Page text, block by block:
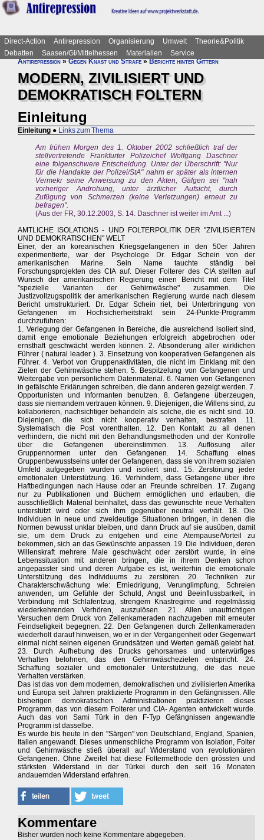
Direct-Action Antirepression Organisierung Umwelt
Theorie&Politik
Debatten
Saasen/GI/Mittelhessen Materialien
Service
Antirepression»Gegen Knast und Strafe»Berichte hinter Gittern
MODERN, ZIVILISIERT UND
DEMOKRATISCH FOLTERN
Einleitung
Einleitung ● Links zum Thema
Am frühen Morgen des 1. Oktober 2002 schließlich traf der
stellvertretende Frankfurter Polizeichef Wolfgang Daschner
eine folgenschwere Entscheidung. Unter der Überschrift: "Nur
für die Handakte der Polizei/StA" nahm er später als internen
Vermekr seine Anweisung zu den Akten, Gäfgen sei "nah
vorheriger Androhung, unter ärztlicher Aufsicht, durch
Zufügung von Schmerzen (keine Verletzungen) erneut zu
befragen".
(Aus der FR, 30.12.2003, S. 14. Daschner ist weiter im Amt ...)
AMTLICHE ISOLATIONS - UND FOLTERPOLITIK DER "ZIVILISIERTEN
UND DEMOKRATISCHEN" WELT
Einer, der an koreanischen Kriegsgefangenen in den 50er Jahren
experimentierte, war der Psychologe Dr. Edgar Schein von der
amerikanischen Marine. Sein Name tauchte ständig bei
Forschungsprojekten des CIA auf. Dieser Folterer des CIA stellten auf
Wunsch der amerikanischen Regierung einen Bericht mit dem Titel
"spezielle Varianten der Gehirnwäsche" zusammen. Die
Justizvollzugspolitik der amerikanischen Regierung wurde nach diesem
Bericht umstrukturiert. Dr. Edgar Schein riet, bei Unterbringung von
Gefangenen im Hochsicherheitstrakt sein 24-Punkte-Programm
durchzuführen:
1. Verlegung der Gefangenen in Bereiche, die ausreichend isoliert sind,
damit enge emotionale Beziehungen erfolgreich abgebrochen oder
ernsthaft geschwächt werden können. 2. Absonderung aller wirklichen
Führer ( natural leader ). 3. Einsetzung von kooperativen Gefangenen als
Führer. 4. Verbot von Gruppenaktivitäten, die nicht im Einklang mit den
Zielen der Gehirnwäsche stehen. 5. Bespitzelung von Gefangenen und
Weitergabe von persönlichem Datenmaterial. 6. Namen von Gefangenen
in gefälschte Erklärungen schreiben, die dann anderen gezeigt werden. 7.
Opportunisten und Informanten benutzen. 8. Gefangene überzeugen,
dass sie niemandem vertrauen können. 9. Diejenigen, die Willens sind, zu
kollaborieren, nachsichtiger behandeln als solche, die es nicht sind. 10.
Diejenigen, die sich nicht kooperativ verhalten, bestrafen. 11.
Systematisch die Post vorenthalten. 12. Den Kontakt zu all denen
verhindern, die nicht mit den Behandlungsmethoden und der Kontrolle
über die Gefangenen übereinstimmen. 13. Auflösung aller
Gruppennormen unter den Gefangenen. 14. Schaffung eines
Gruppenbewusstseins unter der Gefangenen, dass sie von ihrem sozialen
Umfeld aufgegeben wurden und isoliert sind. 15. Zerstörung jeder
emotionalen Unterstützung. 16. Verhindern, dass Gefangene über ihre
Haftbedingungen nach Hause oder an Freunde schreiben. 17. Zugang
nur zu Publikationen und Büchern ermöglichen und erlauben, die
ausschließlich Material beinhaltet, dass das gewünschte neue Verhalten
unterstützt wird oder sich ihm gegenüber neutral verhält. 18. Die
Individuen in neue und zweideutige Situationen bringen, in denen die
Normen bewusst unklar bleiben, und dann Druck auf sie ausüben, damit
sie, um dem Druck zu entgehen und eine Atempause/Vorteil zu
bekommen, sich an das Gewünschte anpassen. 19. Die Individuen, deren
Willenskraft mehrere Male geschwächt oder zerstört wurde, in eine
Lebenssituation mit anderen bringen, die in ihrem Denken schon
angepasster sind und deren Aufgabe es ist, weiterhin die emotionale
Unterstützung des Individuums zu zerstören. 20. Techniken zur
Charakterschwächung wie: Erniedrigung, Verunglimpfung, Schreien
anwenden, um Gefühle der Schuld, Angst und Beeinflussbarkeit, in
Verbindung mit Schlafentzug, strengem Knastregime und regelmässig
wiederkehrenden Verhören, auszulösen. 21. Allen unaufrichtigen
Versuchen dem Druck von Zellenkameraden nachzugeben mit erneuter
Feindseligkeit begegnen. 22. Den Gefangenen durch Zellenkameraden
wiederholt darauf hinweisen, wo er in der Vergangenheit oder Gegenwart
einmal nicht seinen eigenen Grundsätzen und Werten gemäß gelebt hat.
23. Durch Aufhebung des Drucks gehorsames und unterwürfiges
Verhalten belohnen, das den Gehirnwäschezielen entspricht. 24.
Schaffung sozialer und emotionaler Unterstützung, die das neue
Verhalten verstärken.
Das ist das von dem modernen, demokratischen und zivilisierten Amerika
und Europa seit Jahren praktizierte Programm in den Gefängnissen. Alle
bisherigen demokratischen Administrationen praktizieren dieses
Programm, das von diesem Folterer und CIA- Agenten entwickelt wurde.
Auch das von Sami Türk in den F-Typ Gefängnissen angewandte
Programm ist dasselbe.
Es wurde bis heute in den "Särgen" von Deutschland, England, Spanien,
Italien angewandt. Dieses unmenschliche Programm von Isolation, Folter
und Gehirnwäsche stieß überall auf Widerstand von revolutionären
Gefangenen. Ohne Zweifel hat diese Foltermethode den grössten und
stärksten Widerstand in der Türkei durch den seit 16 Monaten
andauernden Widerstand erfahren.
Kommentare
Bisher wurden noch keine Kommentare abgegeben.